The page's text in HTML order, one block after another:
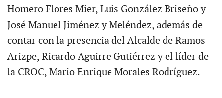
Homero Flores Mier, Luis González Briseño y
José Manuel Jiménez y Meléndez, además de
contar con la presencia del Alcalde de Ramos
Arizpe, Ricardo Aguirre Gutiérrez y el líder de
la CROC, Mario Enrique Morales Rodríguez.